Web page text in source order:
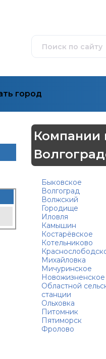
город
Компании
Быковское
Волгоград
Волжский
Городище
Иловля
Камышин
Костарёвское
Котельниково
Михайловка
Мичуринское
Новожизненское
Областной
станции
Ольховка
Питомник
Пятиморск
Фролово